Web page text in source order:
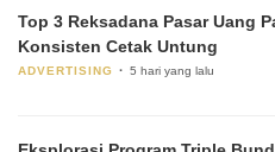
Top 3 Reksadana Pasar Uang
Konsisten Cetak Untung
ADVERTISING 5 hari yang lalu